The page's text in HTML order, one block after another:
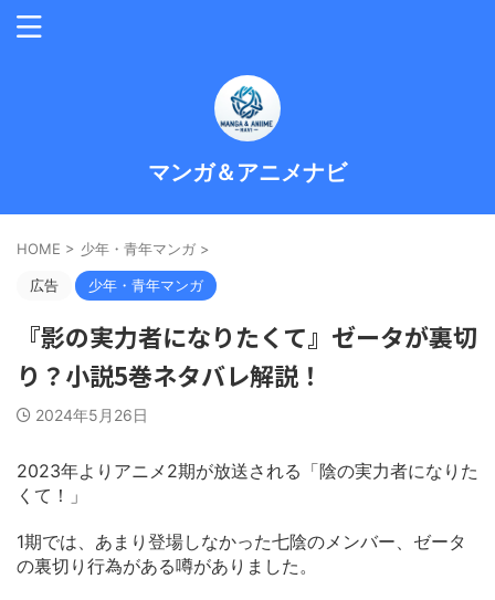
マンガ＆アニメナビ
HOME > 少年・青年マンガ >
広告 少年・青年マンガ
『影の実力者になりたくて』ゼータが裏切
り？小説5巻ネタバレ解説！
2024年5月26日
2023年よりアニメ2期が放送される「陰の実力者になりた
くて！」
1期では、あまり登場しなかった七陰のメンバー、ゼータ
の裏切り行為がある噂がありました。